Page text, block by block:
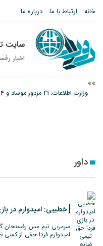
خانه ارتباط با ما درباره ما
سایت
اخبار
وزارت اطلاعات: ۲۱ مزدور موساد و ۴ شرور مسلح در کرمان بازداشت شدند
دادستان رفسنجان: رفع مشکلات
داور
خطیبی: امیدوارم در
سرمربی تیم مس رفسنجان
امیدوارم فردا حقی از کسی